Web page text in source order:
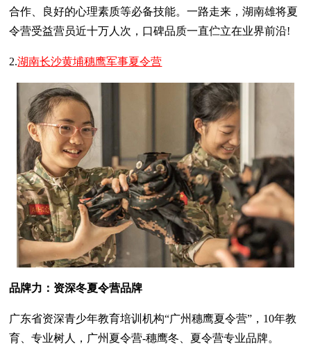
合作、良好的心理素质等必备技能。一路走来，湖南雄将夏
令营受益营员近十万人次，口碑品质一直伫立在业界前沿!
2.湖南长沙黄埔穗鹰军事夏令营
品牌力：资深冬夏令营品牌
广东省资深青少年教育培训机构“广州穗鹰夏令营”，10年教
育、专业树人，广州夏令营-穗鹰冬、夏令营专业品牌。